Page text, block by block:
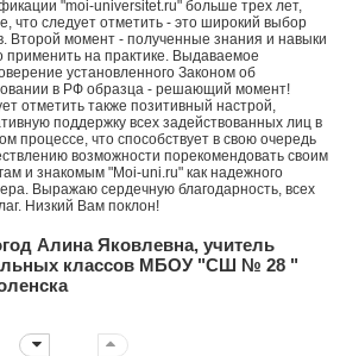
"moi-universitet.ru" больше трех лет,
что следует отметить - это широкий выбор
Второй момент - полученные знания и навыки
применить на практике. Выдаваемое
установленного Законом об
в РФ образца - решающий момент!
отметить также позитивный настрой,
поддержку всех задействованных лиц в
процессе, что способствует в свою очередь
возможности порекомендовать своим
и знакомым "Moi-uni.ru" как надежного
Выражаю сердечную благодарность, всех
Низкий Вам поклон!
Алина Яковлевна, учитель
классов МБОУ "СШ № 28 "
Это ты мне первым рассказал про АМО и я их